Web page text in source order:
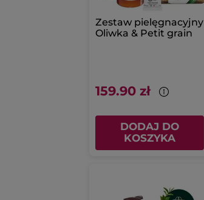
Zestaw pielęgnacyjny
Oliwka & Petit grain
159.90 zł
DODAJ DO
KOSZYKA